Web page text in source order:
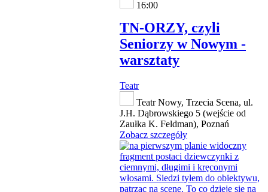
16:00
TN-ORZY, czyli
Seniorzy w Nowym -
warsztaty
Teatr
Teatr Nowy, Trzecia Scena, ul.
J.H. Dąbrowskiego 5 (wejście od
Zaułka K. Feldman), Poznań
Zobacz szczegóły